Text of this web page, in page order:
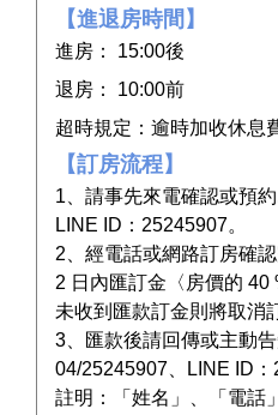
【進退房時間】
進房： 15:00後
退房： 10:00前
超時規定：逾時加收休息
【訂房流程】
1、請事先來電確認或預
LINE ID：25245907。
2、經電話或網路訂房確
2 日內匯訂金〈房價的 40
未收到匯款訂金則將取消
3、匯款後請回傳或主動告
04/25245907、LINE ID
註明：「姓名」、「電話